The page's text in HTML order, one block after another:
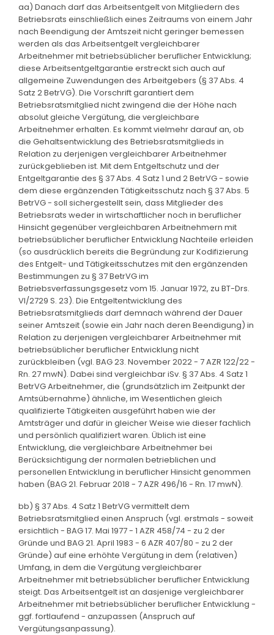
aa) Danach darf das Arbeitsentgelt von Mitgliedern des
Betriebsrats einschließlich eines Zeitraums von einem Jahr
nach Beendigung der Amtszeit nicht geringer bemessen
werden als das Arbeitsentgelt vergleichbarer
Arbeitnehmer mit betriebsüblicher beruflicher Entwicklung;
diese Arbeitsentgeltgarantie erstreckt sich auch auf
allgemeine Zuwendungen des Arbeitgebers (§ 37 Abs. 4
Satz 2 BetrVG). Die Vorschrift garantiert dem
Betriebsratsmitglied nicht zwingend die der Höhe nach
absolut gleiche Vergütung, die vergleichbare
Arbeitnehmer erhalten. Es kommt vielmehr darauf an, ob
die Gehaltsentwicklung des Betriebsratsmitglieds in
Relation zu derjenigen vergleichbarer Arbeitnehmer
zurückgeblieben ist. Mit dem Entgeltschutz und der
Entgeltgarantie des § 37 Abs. 4 Satz 1 und 2 BetrVG - sowie
dem diese ergänzenden Tätigkeitsschutz nach § 37 Abs. 5
BetrVG - soll sichergestellt sein, dass Mitglieder des
Betriebsrats weder in wirtschaftlicher noch in beruflicher
Hinsicht gegenüber vergleichbaren Arbeitnehmern mit
betriebsüblicher beruflicher Entwicklung Nachteile erleiden
(so ausdrücklich bereits die Begründung zur Kodifizierung
des Entgelt- und Tätigkeitsschutzes mit den ergänzenden
Bestimmungen zu § 37 BetrVG im
Betriebsverfassungsgesetz vom 15. Januar 1972, zu BT-Drs.
VI/2729 S. 23). Die Entgeltentwicklung des
Betriebsratsmitglieds darf demnach während der Dauer
seiner Amtszeit (sowie ein Jahr nach deren Beendigung) in
Relation zu derjenigen vergleichbarer Arbeitnehmer mit
betriebsüblicher beruflicher Entwicklung nicht
zurückbleiben (vgl. BAG 23. November 2022 - 7 AZR 122/22 -
Rn. 27 mwN). Dabei sind vergleichbar iSv. § 37 Abs. 4 Satz 1
BetrVG Arbeitnehmer, die (grundsätzlich im Zeitpunkt der
Amtsübernahme) ähnliche, im Wesentlichen gleich
qualifizierte Tätigkeiten ausgeführt haben wie der
Amtsträger und dafür in gleicher Weise wie dieser fachlich
und persönlich qualifiziert waren. Üblich ist eine
Entwicklung, die vergleichbare Arbeitnehmer bei
Berücksichtigung der normalen betrieblichen und
personellen Entwicklung in beruflicher Hinsicht genommen
haben (BAG 21. Februar 2018 - 7 AZR 496/16 - Rn. 17 mwN).
bb) § 37 Abs. 4 Satz 1 BetrVG vermittelt dem
Betriebsratsmitglied einen Anspruch (vgl. erstmals - soweit
ersichtlich - BAG 17. Mai 1977 - 1 AZR 458/74 - zu 2 der
Gründe und BAG 21. April 1983 - 6 AZR 407/80 - zu 2 der
Gründe) auf eine erhöhte Vergütung in dem (relativen)
Umfang, in dem die Vergütung vergleichbarer
Arbeitnehmer mit betriebsüblicher beruflicher Entwicklung
steigt. Das Arbeitsentgelt ist an dasjenige vergleichbarer
Arbeitnehmer mit betriebsüblicher beruflicher Entwicklung -
ggf. fortlaufend - anzupassen (Anspruch auf
Vergütungsanpassung).